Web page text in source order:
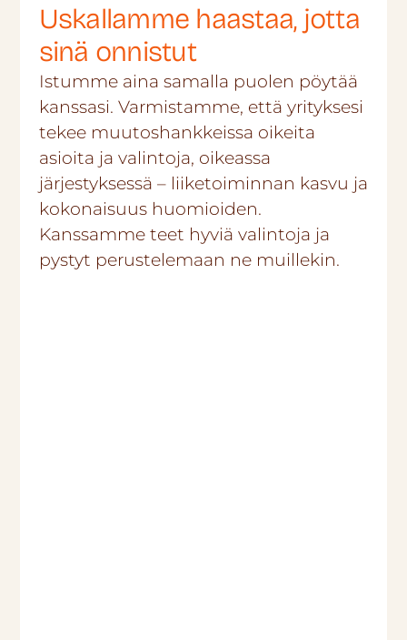
Uskallamme haastaa, jotta
sinä onnistut
Istumme aina samalla puolen pöytää
kanssasi. Varmistamme, että yrityksesi
tekee muutoshankkeissa oikeita
asioita ja valintoja, oikeassa
järjestyksessä – liiketoiminnan kasvu ja
kokonaisuus huomioiden.
Kanssamme teet hyviä valintoja ja
pystyt perustelemaan ne muillekin.